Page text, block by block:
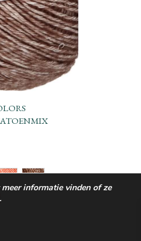
informatie vinden of ze
.